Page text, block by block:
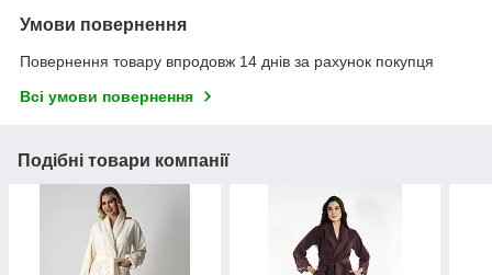
Умови повернення
Повернення товару впродовж 14 днів за рахунок покупця
Всі умови повернення
Подібні товари компанії